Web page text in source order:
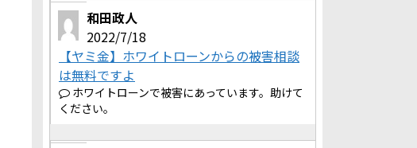
和田政人
2022/7/18
【ヤミ金】ホワイトローンからの被害相談
は無料ですよ
ホワイトローンで被害にあっています。助けて
ください。